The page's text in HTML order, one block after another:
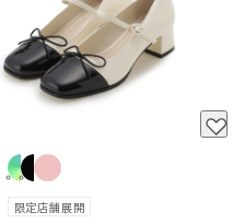
限定店舗展開